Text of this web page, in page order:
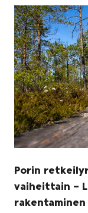
Porin
vaiheittain –
rakentaminen